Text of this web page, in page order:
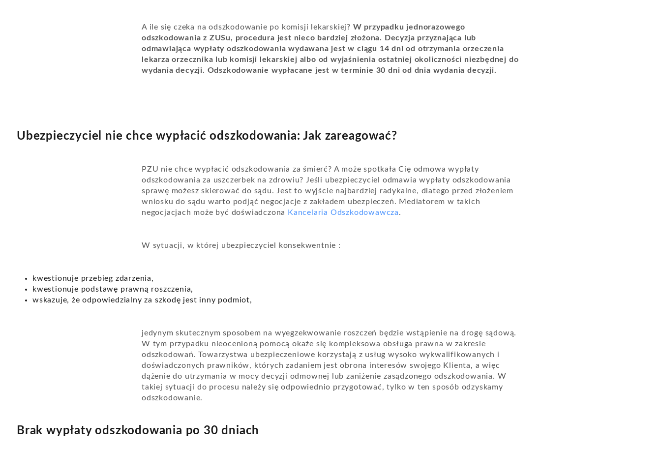
A ile się czeka na odszkodowanie po komisji lekarskiej? W przypadku jednorazowego
odszkodowania z ZUSu, procedura jest nieco bardziej złożona. Decyzja przyznająca lub
odmawiająca wypłaty odszkodowania wydawana jest w ciągu 14 dni od otrzymania orzeczenia
lekarza orzecznika lub komisji lekarskiej albo od wyjaśnienia ostatniej okoliczności niezbędnej do
wydania decyzji. Odszkodowanie wypłacane jest w terminie 30 dni od dnia wydania decyzji.
Ubezpieczyciel nie chce wypłacić odszkodowania: Jak zareagować?
PZU nie chce wypłacić odszkodowania za śmierć? A może spotkała Cię odmowa wypłaty
odszkodowania za uszczerbek na zdrowiu? Jeśli ubezpieczyciel odmawia wypłaty odszkodowania
sprawę możesz skierować do sądu. Jest to wyjście najbardziej radykalne, dlatego przed złożeniem
wniosku do sądu warto podjąć negocjacje z zakładem ubezpieczeń. Mediatorem w takich
negocjacjach może być doświadczona
Kancelaria Odszkodowawcza.
W sytuacji, w której ubezpieczyciel konsekwentnie :
kwestionuje przebieg zdarzenia,
kwestionuje podstawę prawną roszczenia,
wskazuje, że odpowiedzialny za szkodę jest inny podmiot,
jedynym skutecznym sposobem na wyegzekwowanie roszczeń będzie wstąpienie na drogę sądową.
W tym przypadku nieocenioną pomocą okaże się kompleksowa obsługa prawna w zakresie
odszkodowań. Towarzystwa ubezpieczeniowe korzystają z usług wysoko wykwalifikowanych i
doświadczonych prawników, których zadaniem jest obrona interesów swojego Klienta, a więc
dążenie do utrzymania w mocy decyzji odmownej lub zaniżenie zasądzonego odszkodowania. W
takiej sytuacji do procesu należy się odpowiednio przygotować, tylko w ten sposób odzyskamy
odszkodowanie.
Brak wypłaty odszkodowania po 30 dniach